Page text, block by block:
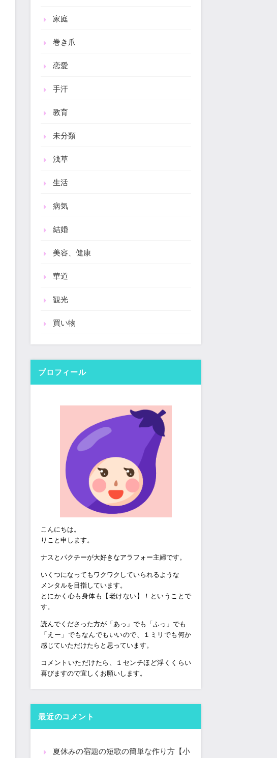
家庭
巻き爪
恋愛
手汗
教育
未分類
浅草
生活
病気
結婚
美容、健康
華道
観光
買い物
プロフィール
こんにちは。
りこと申します。
ナスとパクチーが大好きなアラフォー主婦です。
いくつになってもワクワクしていられるような
メンタルを目指しています。
とにかく心も身体も【老けない】！ということで
す。
読んでくださった方が「あっ」でも「ふっ」でも
「えー」でもなんでもいいので、１ミリでも何か
感じていただけたらと思っています。
コメントいただけたら、１センチほど浮くくらい
喜びますので宜しくお願いします。
最近のコメント
夏休みの宿題の短歌の簡単な作り方【小